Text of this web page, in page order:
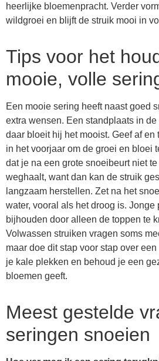
heerlijke bloemenpracht. Verder
wildgroei en blijft de struik mooi in
Tips voor het
mooie, volle
Een mooie sering heeft naast goed
extra wensen. Een standplaats in
daar bloeit hij het mooist. Geef af en
in het voorjaar om de groei en bloei
dat je na een grote snoeibeurt niet
weghaalt, want dan kan de struik
langzaam herstellen. Zet na het
water, vooral als het droog is. Jonge
bijhouden door alleen de toppen te
Volwassen struiken vragen soms
maar doe dit stap voor stap over
je kale plekken en behoud je een
bloemen geeft.
Meest gestelde
seringen snoeien